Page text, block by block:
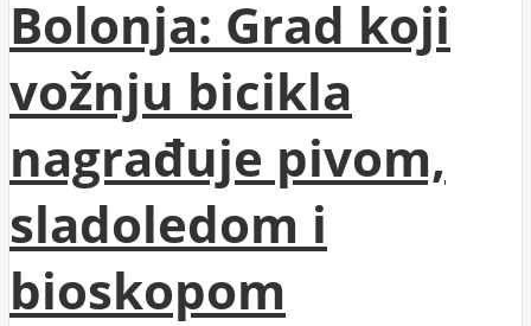
Bolonja: Grad koji
vožnju bicikla
nagrađuje pivom,
sladoledom i
bioskopom